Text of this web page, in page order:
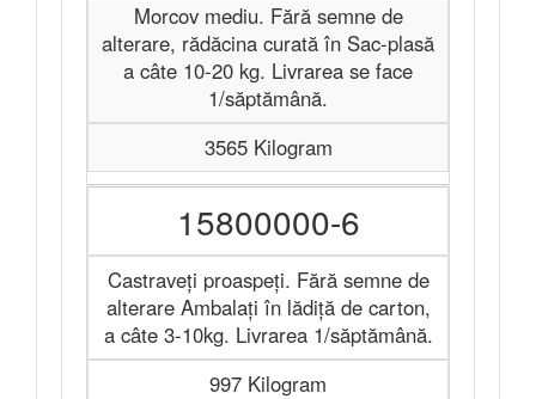
Morcov mediu. Fără semne de
alterare, rădăcina curată în Sac-plasă
a câte 10-20 kg. Livrarea se face
1/săptămână.
3565 Kilogram
15800000-6
Castraveți proaspeți. Fără semne de
alterare Ambalați în lădiță de carton,
a câte 3-10kg. Livrarea 1/săptămână.
997 Kilogram